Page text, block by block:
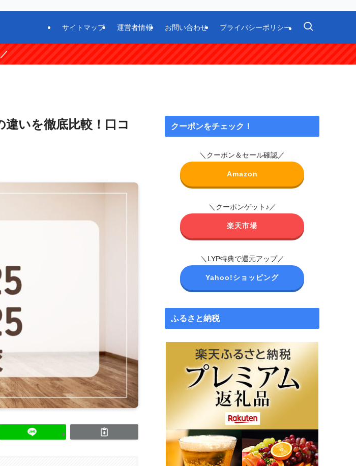
サイトマップ 運営者情報 お問い合わせ プライバシーポリシー
違いを徹底比較！口コ
クーポンをチェック！
＼クーポン＆セール確認／
Amazon
＼クーポンゲット♪／
楽天市場
＼LYP特典で還元アップ／
Yahoo!ショッピング
ふるさと納税